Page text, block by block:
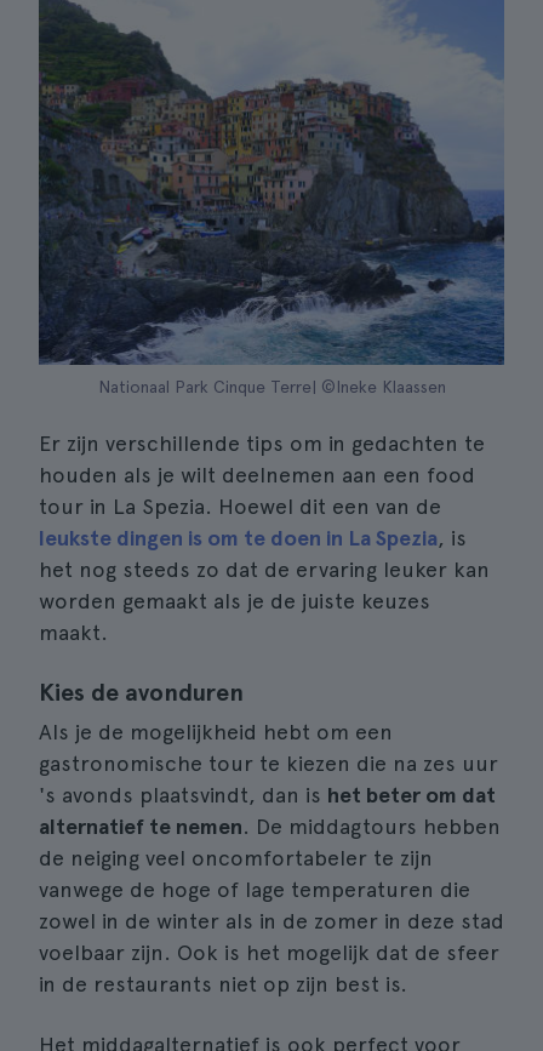
Nationaal Park Cinque Terre| ©Ineke Klaassen
Er zijn verschillende tips om in gedachten te
houden als je wilt deelnemen aan een food
tour in La Spezia. Hoewel dit een van de
leukste dingen is om te doen in La Spezia, is
het nog steeds zo dat de ervaring leuker kan
worden gemaakt als je de juiste keuzes
maakt.
Kies de avonduren
Als je de mogelijkheid hebt om een
gastronomische tour te kiezen die na zes uur
's avonds plaatsvindt, dan is het beter om dat
alternatief te nemen. De middagtours hebben
de neiging veel oncomfortabeler te zijn
vanwege de hoge of lage temperaturen die
zowel in de winter als in de zomer in deze stad
voelbaar zijn. Ook is het mogelijk dat de sfeer
in de restaurants niet op zijn best is.
Het middagalternatief is ook perfect voor